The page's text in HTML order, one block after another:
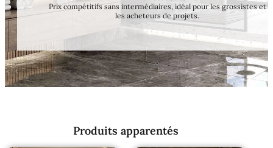
Prix compétitifs sans intermédiaires, idéal pour les grossistes et
les acheteurs de projets.
Produits apparentés